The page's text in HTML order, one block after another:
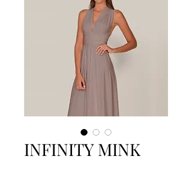
INFINITY MINK